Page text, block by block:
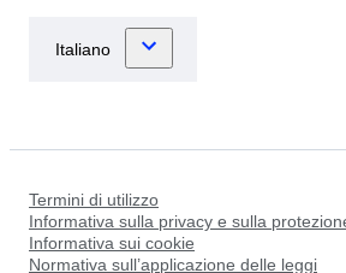
Termini di utilizzo
Informativa sulla privacy e sulla
Informativa sui cookie
Normativa sull’applicazione delle leggi